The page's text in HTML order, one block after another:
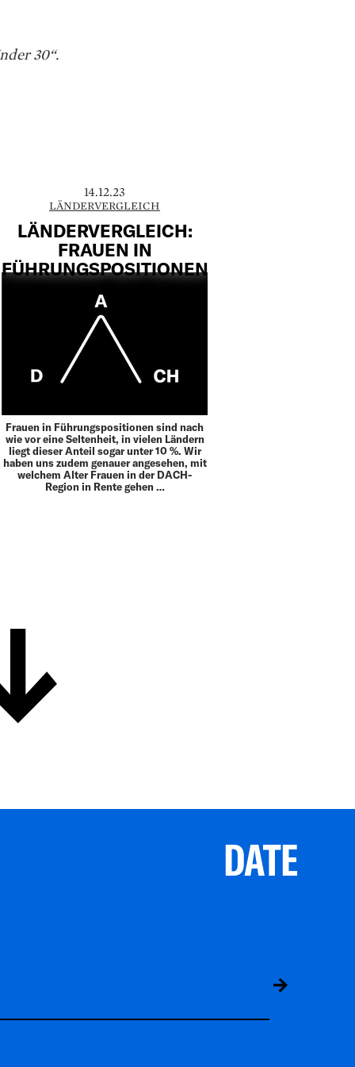
30“.
14.12.23
LÄNDERVERGLEICH
LÄNDERVERGLEICH:
FRAUEN IN
FÜHRUNGSPOSITIONEN
Frauen in Führungspositionen sind nach
wie vor eine Seltenheit, in vielen Ländern
liegt dieser Anteil sogar unter 10 %. Wir
haben uns zudem genauer angesehen, mit
welchem Alter Frauen in der DACH-
Region in Rente gehen …